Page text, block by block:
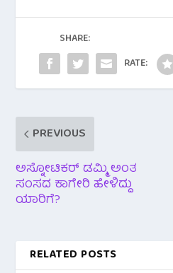
o
o
k
A
p
p
SHARE:
RATE:
PREVIOUS
ಅಸ್ನೋಟಿಕರ್ ಡಮ್ಮಿ ಅಂತ
ಸಂಸದ ಕಾಗೇರಿ ಹೇಳಿದ್ದು
ಯಾರಿಗೆ?
RELATED POSTS